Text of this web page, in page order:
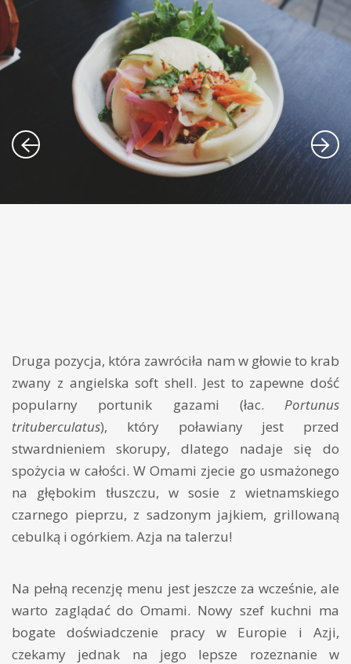
Druga pozycja, która zawróciła nam w głowie to krab
zwany z angielska soft shell. Jest to zapewne dość
popularny portunik gazami (łac. Portunus
trituberculatus), który poławiany jest przed
stwardnieniem skorupy, dlatego nadaje się do
spożycia w całości. W Omami zjecie go usmażonego
na głębokim tłuszczu, w sosie z wietnamskiego
czarnego pieprzu, z sadzonym jajkiem, grillowaną
cebulką i ogórkiem. Azja na talerzu!
Na pełną recenzję menu jest jeszcze za wcześnie, ale
warto zaglądać do Omami. Nowy szef kuchni ma
bogate doświadczenie pracy w Europie i Azji,
czekamy jednak na jego lepsze rozeznanie w